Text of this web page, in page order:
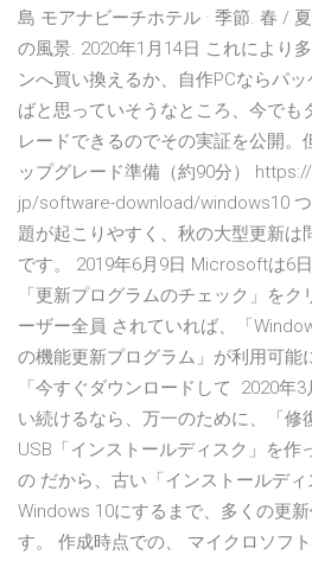
島 モアナビーチホテル · 季節. 春 /
の風景. 2020年1月14日 これにより
ンへ買い換えるか、自作PCならパ
ばと思っていそうなところ、今でも
レードできるのでその実証を公開。
ップグレード準備（約90分）
jp/software-download/windows10
題が起こりやすく、秋の大型更新は
です。 2019年6月9日 Microsoftは6
「更新プログラムのチェック」を
ーザー全員 されていれば、「
の機能更新プログラム」が利用可能
「今すぐダウンロードして 2020年
い続けるなら、万一のために、「修
USB「インストールディスク」を作
の だから、古い「インストールデ
Windows 10にするまで、多くの更
す。 作成時点での、 マイクロソフ